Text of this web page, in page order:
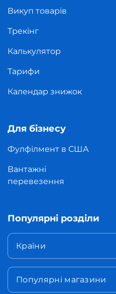
Викуп товарів
Трекінг
Калькулятор
Тарифи
Календар знижок
Для бізнесу
Фулфілмент в США
Вантажні
перевезення
Популярні розділи
Країни
Популярні магазини